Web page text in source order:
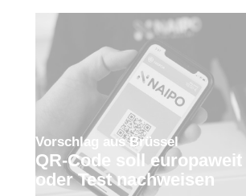
Vorschlag aus Brüssel
QR-Code soll
oder Test nachweisen